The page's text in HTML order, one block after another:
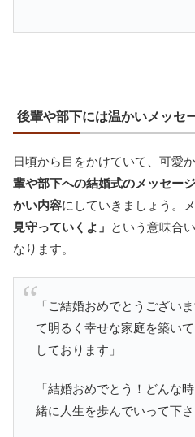
後輩や部下には温かいメッセ
日頃から目をかけていて、可愛
輩や部下への結婚式のメッセージ
かい内容にしていきましょう。
見守っていくよ」 という意味合
なります。
「ご結婚おめでとうござい
て明るく幸せな家庭を築い
しております」
「結婚おめでとう！どんな
緒に人生を歩んでいって下さ